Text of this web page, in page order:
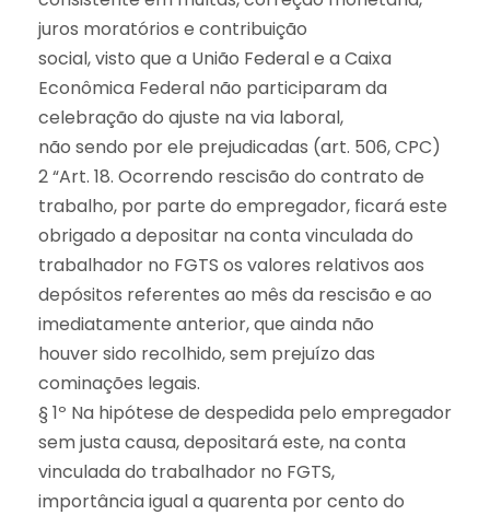
juros moratórios e contribuição
social, visto que a União Federal e a Caixa
Econômica Federal não participaram da
celebração do ajuste na via laboral,
não sendo por ele prejudicadas (art. 506, CPC)
2 “Art. 18. Ocorrendo rescisão do contrato de
trabalho, por parte do empregador, ficará este
obrigado a depositar na conta vinculada do
trabalhador no FGTS os valores relativos aos
depósitos referentes ao mês da rescisão e ao
imediatamente anterior, que ainda não
houver sido recolhido, sem prejuízo das
cominações legais.
§ 1º Na hipótese de despedida pelo empregador
sem justa causa, depositará este, na conta
vinculada do trabalhador no FGTS,
importância igual a quarenta por cento do